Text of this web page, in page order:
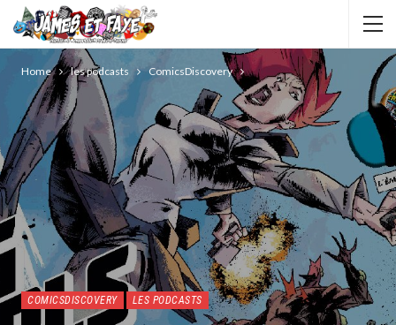
Home les podcasts ComicsDiscovery
COMICSDISCOVERY LES PODCASTS